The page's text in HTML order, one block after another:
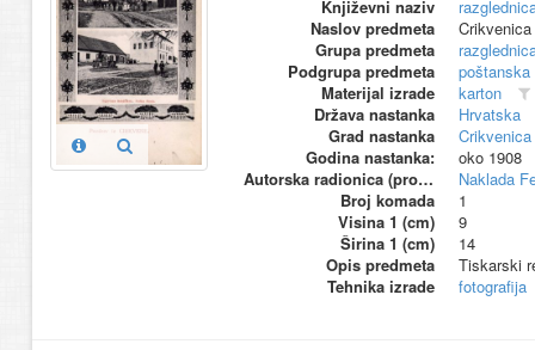
Književni naziv
Naslov predmeta
Grupa predmeta
Podgrupa predmeta
poštanska
Materijal izrade
karton
Država nastanka
Hrvatska
Grad nastanka
Crikvenica
Godina nastanka:
oko 1908
Autorska radionica (proizvođač)
Naklada
Broj komada
1
Visina 1 (cm)
9
Širina 1 (cm)
14
Opis predmeta
Tiskarski
Tehnika izrade
fotografija